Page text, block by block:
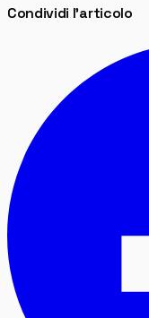
Condividi l'articolo